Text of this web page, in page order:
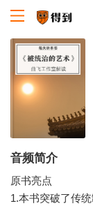
音频简介
原书亮点
1.本书突破了传